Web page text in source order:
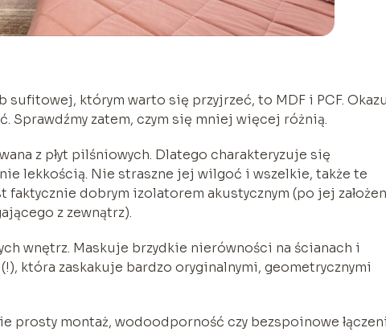
sufitowej, którym warto się przyjrzeć, to MDF i PCF.
Sprawdźmy zatem, czym się mniej więcej różnią.
z płyt pilśniowych. Dlatego charakteryzuje się
lekkością. Nie straszne jej wilgoć i wszelkie, także te
dobrym izolatorem akustycznym (po jej
z zewnątrz).
wnętrz. Maskuje brzydkie nierówności na ścianach i
która zaskakuje bardzo oryginalnymi, geometrycznymi
prosty montaż, wodoodporność czy bezspoinowe